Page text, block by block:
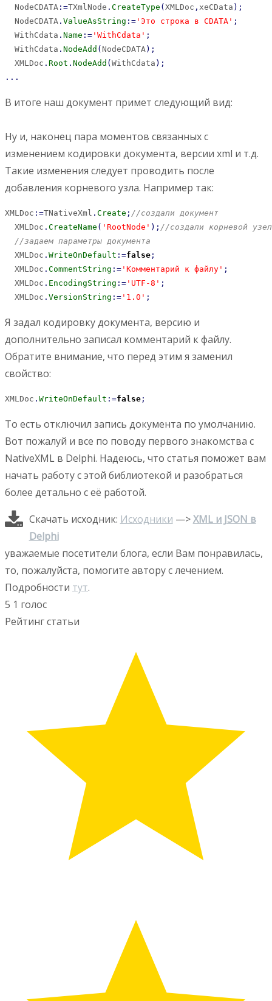
  NodeCDATA
: =TXmlNode . CreateType ( XMLDoc , xeCData ) ;
  NodeCDATA
. ValueAsString : = 'Это строка в CDATA' ;
  WithCdata
. Name : = 'WithCdata' ;
  WithCdata
. NodeAdd ( NodeCDATA) ;
  XMLDoc
. Root . NodeAdd ( WithCdata ) ;
...
В итоге наш документ примет следующий вид:
Ну и, наконец пара моментов связанных с
изменением кодировки документа, версии xml и т.д.
Такие изменения следует проводить после
добавления корневого узла. Например так:
XMLDoc : =TNativeXml . Create ; //создали документ
  XMLDoc
. CreateName ( 'RootNode' ) ; //создали корневой узел
//задаем параметры документа
  XMLDoc
. WriteOnDefault : =false ;
  XMLDoc
. CommentString : = 'Комментарий к файлу' ;
  XMLDoc
. EncodingString : = 'UTF-8' ;
  XMLDoc
. VersionString : = '1.0' ;
Я задал кодировку документа, версию и
дополнительно записал комментарий к файлу.
Обратите внимание, что перед этим я заменил
свойство:
XMLDoc . WriteOnDefault : =false ;
То есть отключил запись документа по умолчанию.
Вот пожалуй и все по поводу первого знакомства с
NativeXML в Delphi. Надеюсь, что статья поможет вам
начать работу с этой библиотекой и разобраться
более детально с её работой.
Скачать исходник: Исходники —>XML и JSON в
Delphi
уважаемые посетители блога, если Вам понравилась,
то, пожалуйста, помогите автору с лечением.
Подробности тут.
5 1 голос
Рейтинг статьи